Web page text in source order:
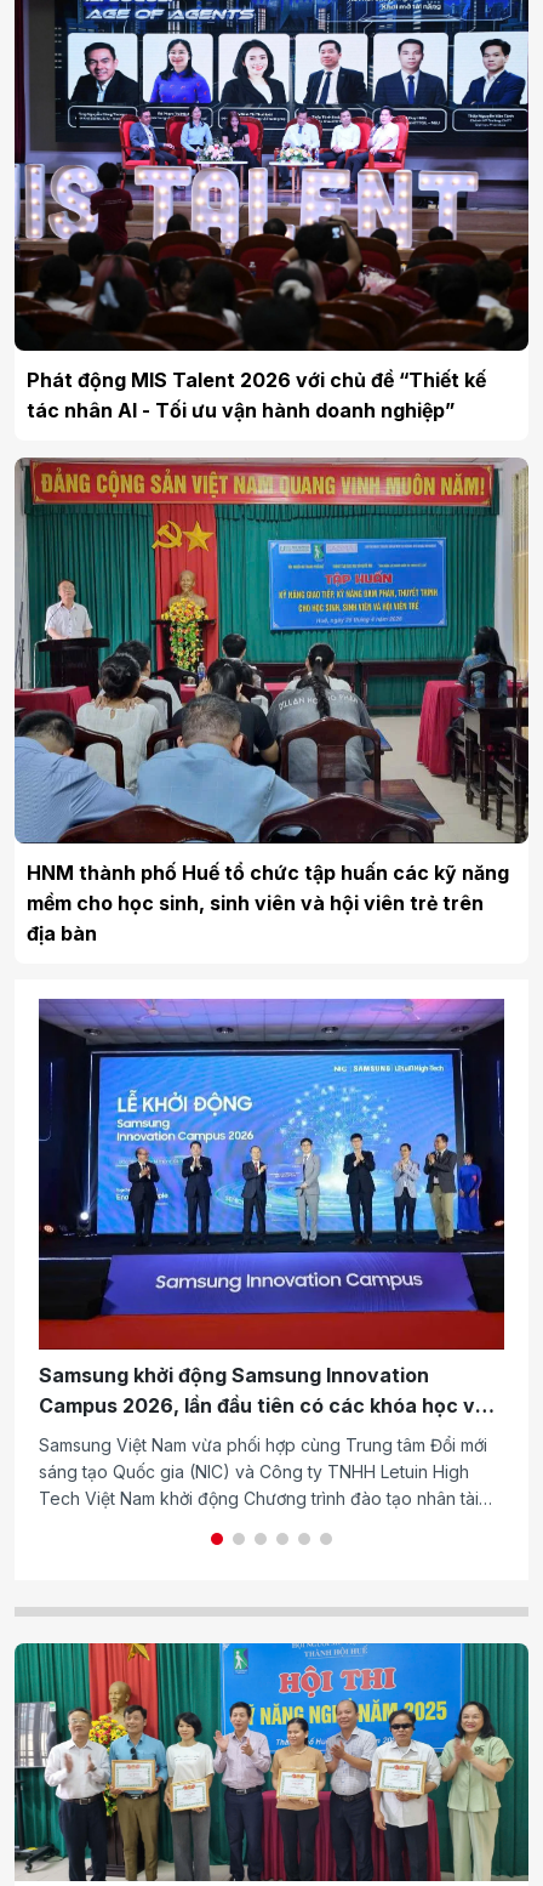
Phát động MIS Talent 2026 với chủ đề “Thiết kế
tác nhân AI - Tối ưu vận hành doanh nghiệp”
HNM thành phố Huế tổ chức tập huấn các kỹ năng
mềm cho học sinh, sinh viên và hội viên trẻ trên
địa bàn
Samsung khởi động Samsung Innovation
Campus 2026, lần đầu tiên có các khóa học về
bán dẫn
Samsung Việt Nam vừa phối hợp cùng Trung tâm Đổi mới
sáng tạo Quốc gia (NIC) và Công ty TNHH Letuin High
Tech Việt Nam khởi động Chương trình đào tạo nhân tài